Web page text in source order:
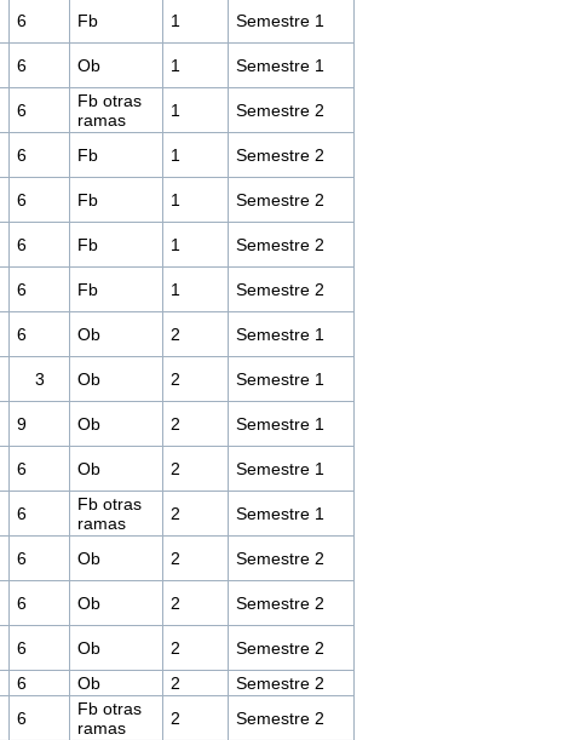
6 Fb 1
Semestre 1
6 Ob 1
Semestre 1
6
Fb otras
ramas
1
Semestre 2
6 Fb 1
Semestre 2
6 Fb 1
Semestre 2
6 Fb 1
Semestre 2
6 Fb 1
Semestre 2
6 Ob 2
Semestre 1
3 Ob 2
Semestre 1
9 Ob 2
Semestre 1
6 Ob 2
Semestre 1
6
Fb otras
ramas
2
Semestre 1
6 Ob 2
Semestre 2
6 Ob 2 Semestre 2
6 Ob 2
Semestre 2
6 Ob 2
Semestre 2
6
Fb otras
ramas
2
Semestre 2